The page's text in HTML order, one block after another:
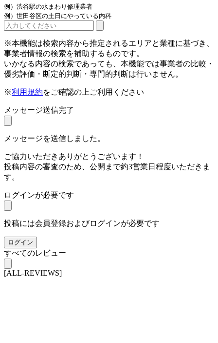
例）渋谷駅の水まわり修理業者
例）世田谷区の土日にやっている内科
※本機能は検索内容から推定されるエリアと業種に基づき、
事業者情報の検索を補助するものです。
いかなる内容の検索であっても、本機能では事業者の比較・
優劣評価・断定的判断・専門的判断は行いません。
※利用規約をご確認の上ご利用ください
メッセージ送信完了
メッセージを送信しました。
ご協力いただきありがとうございます！
投稿内容の審査のため、公開まで約3営業日程度いただきま
す。
ログインが必要です
投稿には会員登録およびログインが必要です
ログイン
すべてのレビュー
[ALL-REVIEWS]